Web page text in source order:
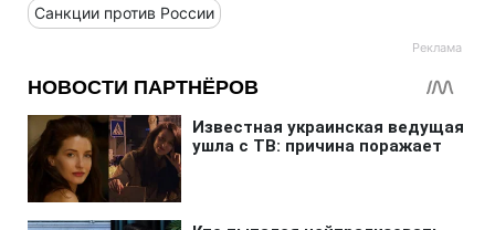
Санкции против России